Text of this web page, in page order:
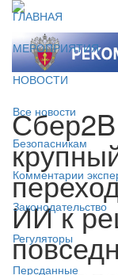
ГЛАВНАЯ
МЕРОПРИЯТИЯ
НОВОСТИ
Все новости
Безопасникам
Комментарии
Законодательство
Регуляторы
Персданные
ИИ к